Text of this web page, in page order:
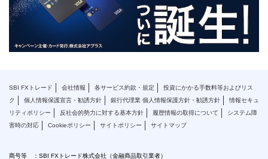
SBI FXトレード 会社情報 各サービス約款・規定
投資にかかる手数料等およびリス
ク
個人情報保護宣言・勧誘方針 銀行代理業 個人情報保護方針・勧誘方針
情報セキュ
リティポリシー
反社会的勢力に対する基本方針 履歴情報の取得について
システム障
害時の対応
Cookieポリシー サイトポリシー サイトマップ
商号等 ：SBI FXトレード株式会社（金融商品取引業者）